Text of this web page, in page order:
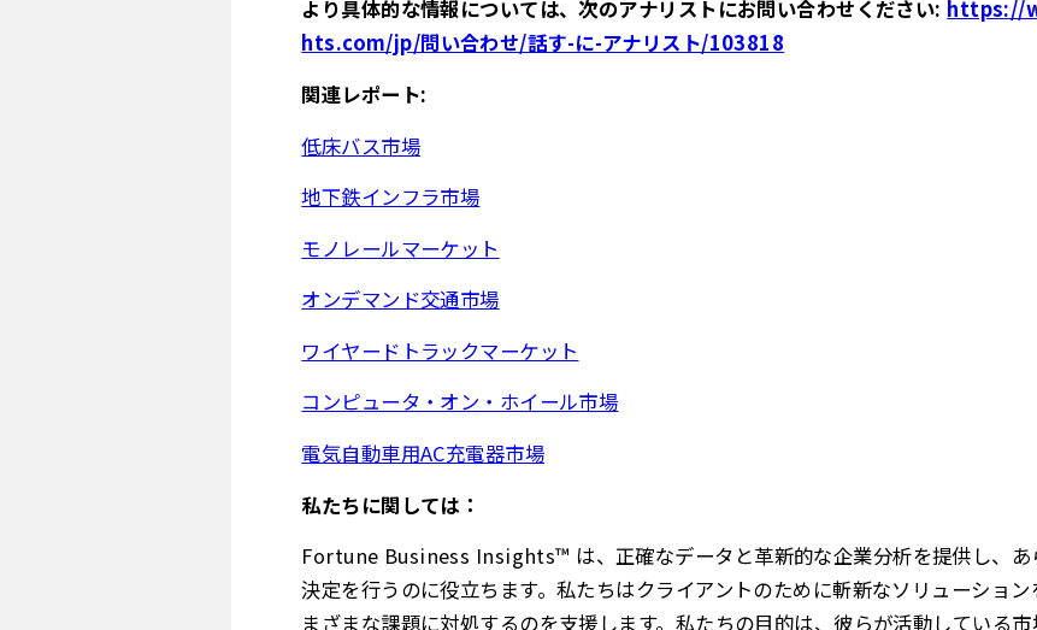
より具体的な情報については、次のアナリストにお問い合わせください: https://
hts.com/jp/問い合わせ/話す-に-アナリスト/103818
関連レポート:
低床バス市場
地下鉄インフラ市場
モノレールマーケット
オンデマンド交通市場
ワイヤードトラックマーケット
コンピュータ・オン・ホイール市場
電気自動車用AC充電器市場
私たちに関しては：
Fortune Business Insights™ は、正確なデータと革新的な企業分析を提供し、あ
決定を行うのに役立ちます。私たちはクライアントのために斬新なソリューショ
まざまな課題に対処するのを支援します。私たちの目的は、彼らが活動している